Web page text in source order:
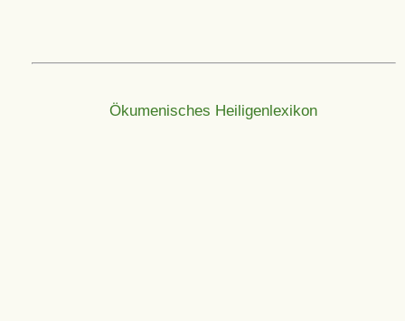
Ökumenisches Heiligenlexikon